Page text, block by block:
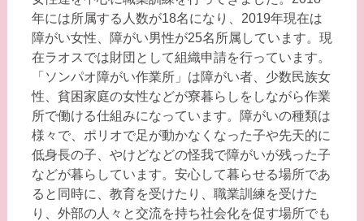
年には所属する人数が18名になり、2019年現在は
障がい女性、障がい男性が25名所属しています。現
在ラオスでは財団として組織申請を行っています。
「ソンパオ障がい作業所」は障がい者、少数民族女
性、貧困家庭の女性などが寮暮らしをしながら作業
所で働ける仕組みになっています。障がいの種類は
様々で、ポリオで足が動かなくなった子や先天的に
低身長の子、やけどなどの怪我で障がいが残った子
などが暮らしています。安心して暮らせる場所であ
ると同時に、教育を受けたり、職業訓練を受けた
り、外部の人々と交流を持ち社会化を促す場所でも